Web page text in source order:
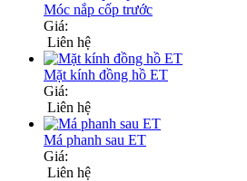
Móc nắp cốp trước
Giá:
Liên hệ
Mặt kính đồng hồ ET
Giá:
Liên hệ
Má phanh sau ET
Giá:
Liên hệ